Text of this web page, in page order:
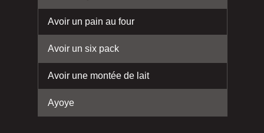
Avoir un pain au four
Avoir un six pack
Avoir une montée de lait
Ayoye